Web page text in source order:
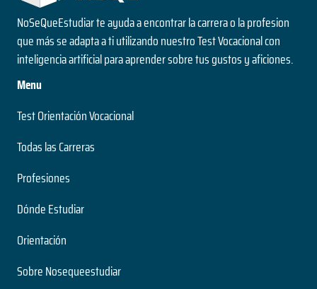
NoSeQueEstudiar te ayuda a encontrar la carrera o la profesion
que más se adapta a ti utilizando nuestro Test Vocacional con
inteligencia artificial para aprender sobre tus gustos y aficiones.
Menu
Test Orientación Vocacional
Todas las Carreras
Profesiones
Dónde Estudiar
Orientación
Sobre Nosequeestudiar